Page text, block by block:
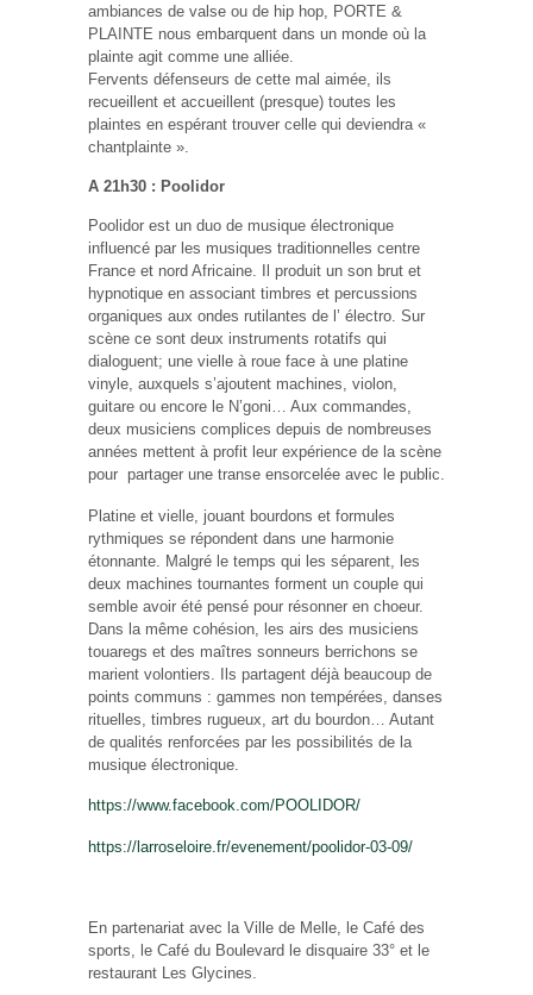
ambiances de valse ou de hip hop, PORTE &
PLAINTE nous embarquent dans un monde où la
plainte agit comme une alliée.
Fervents défenseurs de cette mal aimée, ils
recueillent et accueillent (presque) toutes les
plaintes en espérant trouver celle qui deviendra «
chantplainte ».
A 21h30 : Poolidor
Poolidor est un duo de musique électronique
influencé par les musiques traditionnelles centre
France et nord Africaine. Il produit un son brut et
hypnotique en associant timbres et percussions
organiques aux ondes rutilantes de l’ électro. Sur
scène ce sont deux instruments rotatifs qui
dialoguent; une vielle à roue face à une platine
vinyle, auxquels s’ajoutent machines, violon,
guitare ou encore le N’goni… Aux commandes,
deux musiciens complices depuis de nombreuses
années mettent à profit leur expérience de la scène
pour partager une transe ensorcelée avec le public.
Platine et vielle, jouant bourdons et formules
rythmiques se répondent dans une harmonie
étonnante. Malgré le temps qui les séparent, les
deux machines tournantes forment un couple qui
semble avoir été pensé pour résonner en choeur.
Dans la même cohésion, les airs des musiciens
touaregs et des maîtres sonneurs berrichons se
marient volontiers. Ils partagent déjà beaucoup de
points communs : gammes non tempérées, danses
rituelles, timbres rugueux, art du bourdon… Autant
de qualités renforcées par les possibilités de la
musique électronique.
https://www.facebook.com/POOLIDOR/
https://larroseloire.fr/evenement/poolidor-03-09/
En partenariat avec la Ville de Melle, le Café des
sports, le Café du Boulevard le disquaire 33° et le
restaurant Les Glycines.